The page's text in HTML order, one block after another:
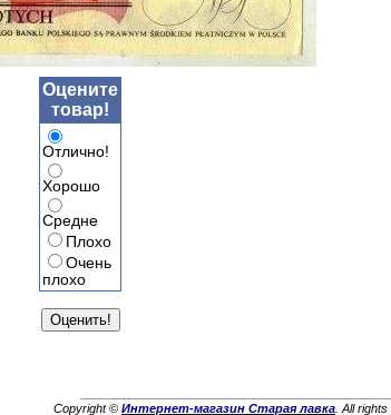
Оцените
товар!
Отлично!
Хорошо
Средне
Плохо
Очень
плохо
Copyright © Интернет-магазин Старая лавка . All